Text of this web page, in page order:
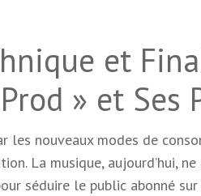
et
» et Ses
les nouveaux modes de
La musique, aujourd’hui,
séduire le public abonné